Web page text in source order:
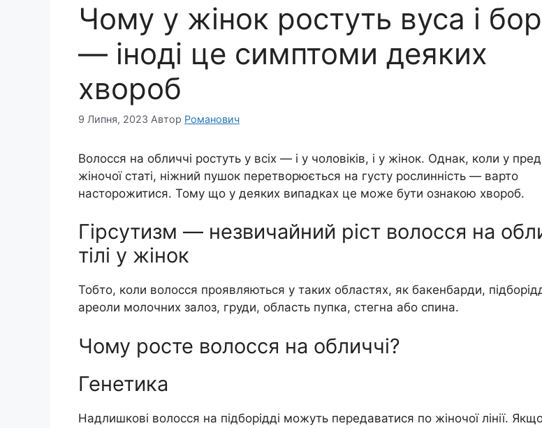
Чому у жінок ростуть вуса і
— іноді це симптоми деяких
хвороб
9 Липня, 2023 Автор Романович
Волосся на обличчі ростуть у всіх — і у чоловіків, і у жінок. Однак, коли у
жіночої статі, ніжний пушок перетворюється на густу рослинність — варто
насторожитися. Тому що у деяких випадках це може бути ознакою хвороб.
Гірсутизм — незвичайний ріст волосся на
тілі у жінок
Тобто, коли волосся проявляються у таких областях, як бакенбарди,
ареоли молочних залоз, груди, область пупка, стегна або спина.
Чому росте волосся на обличчі?
Генетика
Надлишкові волосся на підборідді можуть передаватися по жіночої лінії.